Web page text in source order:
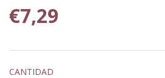
€7,29
CANTIDAD